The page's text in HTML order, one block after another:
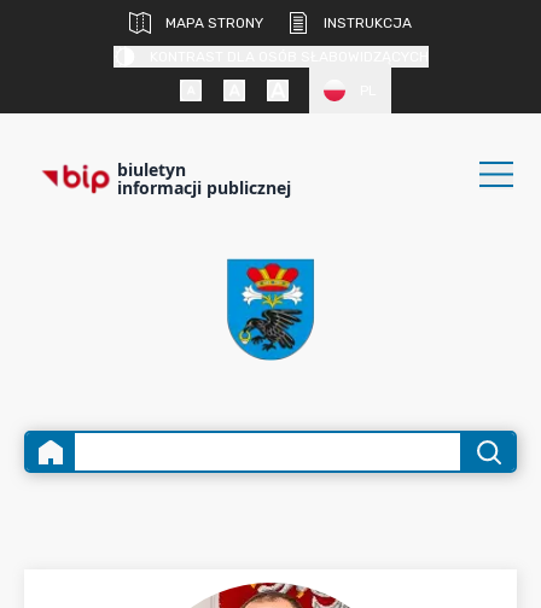
MAPA STRONY
INSTRUKCJA
biuletyn
informacji publicznej